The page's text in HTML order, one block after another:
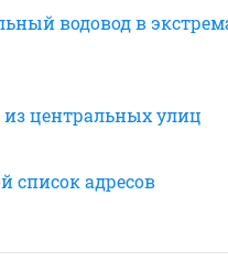
водовод в
центральных улиц
список адресов